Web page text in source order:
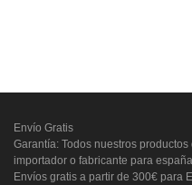
Envío Gratis
Garantía: Todos nuestros
importador o fabricante para
Envíos gratis a partir de 300€ para